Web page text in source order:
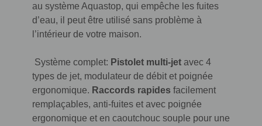
au système Aquastop, qui empêche les fuites
d’eau, il peut être utilisé sans problème à
l’intérieur de votre maison.
Système complet: Pistolet multi-jet avec 4
types de jet, modulateur de débit et poignée
ergonomique. Raccords rapides facilement
remplaçables, anti-fuites et avec poignée
ergonomique et en caoutchouc souple pour une